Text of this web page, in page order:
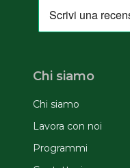
Chi siamo
Chi siamo
Lavora con noi
Programmi